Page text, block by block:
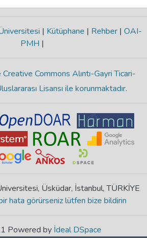
| Kütüphane | Rehber | OAI-
PMH |
Commons Alıntı-Gayri Ticari-
Lisansı ile korunmaktadır.
Üsküdar, İstanbul, TÜRKİYE
hata görürseniz lütfen bize bildirin
Powered by İdeal DSpace